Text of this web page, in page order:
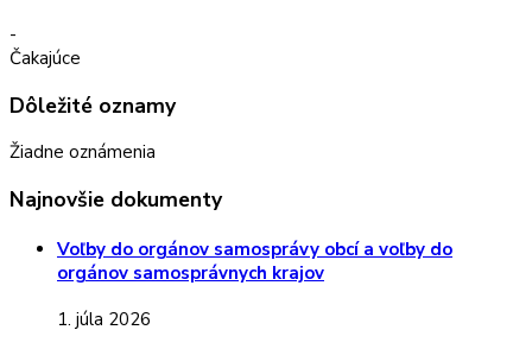
-
Čakajúce
Dôležité oznamy
Žiadne oznámenia
Najnovšie dokumenty
Voľby do orgánov samosprávy obcí a voľby do
orgánov samosprávnych krajov
1. júla 2026